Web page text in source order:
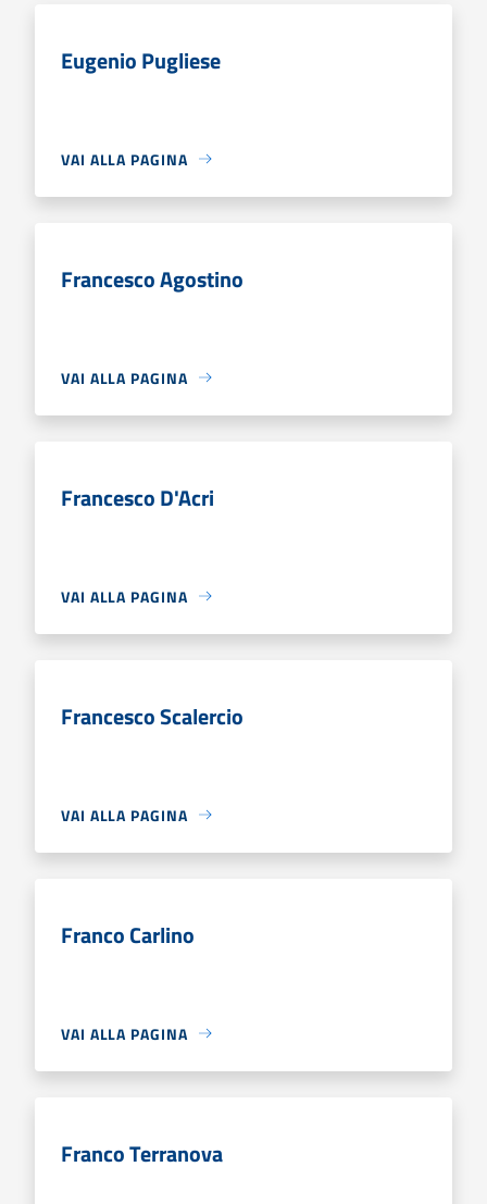
Eugenio Pugliese
VAI ALLA PAGINA
Francesco Agostino
VAI ALLA PAGINA
Francesco D'Acri
VAI ALLA PAGINA
Francesco Scalercio
VAI ALLA PAGINA
Franco Carlino
VAI ALLA PAGINA
Franco Terranova